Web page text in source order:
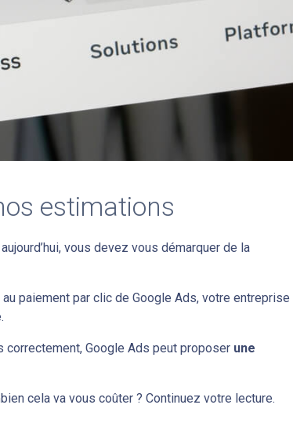
estimations
vous devez vous démarquer de la
paiement par clic de Google Ads, votre entreprise
Google Ads peut proposer une
cela va vous coûter ? Continuez votre lecture.